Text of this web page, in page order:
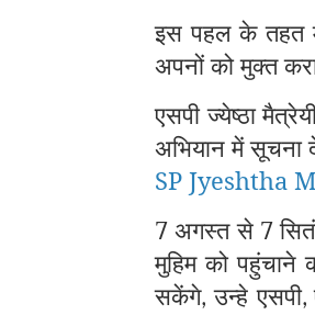
इस पहल के तहत
अपनों को मुक्त
एसपी ज्येष्ठा
अभियान में सूचना
SP Jyeshtha
7 अगस्त से 7
मुहिम को पहुंचाने
सकेंगे,उन्हे एसपी,